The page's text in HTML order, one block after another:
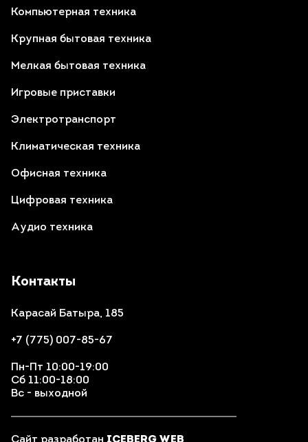
Контакты
Карасай Батыра, 185
+7 (775) 007-85-67
Пн-Пт 10:00-19:00
Сб 11:00-18:00
Вс - выходной
Компьютерная техника
Крупная бытовая техника
Мелкая бытовая техника
Игровые приставки
Электротранспорт
Климатическая техника
Офисная техника
Цифровая техника
Аудио техника